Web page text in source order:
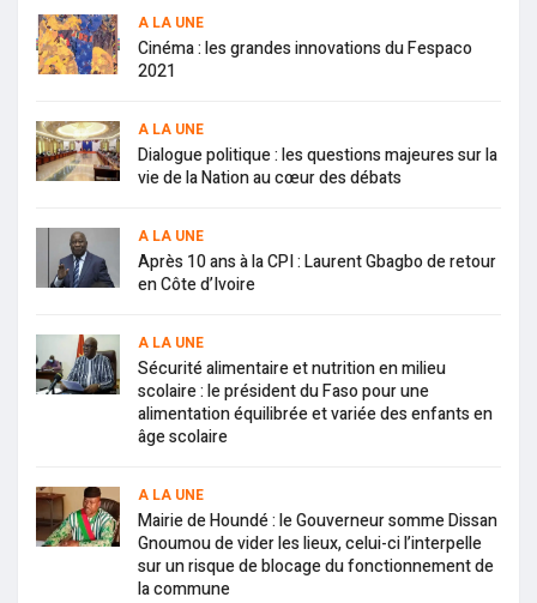
A LA UNE
Cinéma : les grandes innovations du Fespaco
2021
A LA UNE
Dialogue politique : les questions majeures sur la
vie de la Nation au cœur des débats
A LA UNE
Après 10 ans à la CPI : Laurent Gbagbo de retour
en Côte d’Ivoire
A LA UNE
Sécurité alimentaire et nutrition en milieu
scolaire : le président du Faso pour une
alimentation équilibrée et variée des enfants en
âge scolaire
A LA UNE
Mairie de Houndé : le Gouverneur somme Dissan
Gnoumou de vider les lieux, celui-ci l’interpelle
sur un risque de blocage du fonctionnement de
la commune